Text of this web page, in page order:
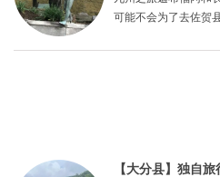
隐私政策
可能不会为了去佐贺
也有很多吸引人的旅
【大分县】独自